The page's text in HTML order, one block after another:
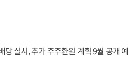
실시, 추가 주주환원 계획 9월 공개 예